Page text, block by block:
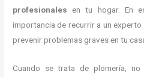
profesionales en tu hogar. En
importancia de recurrir a un
prevenir problemas graves en tu
Cuando se trata de plomería,